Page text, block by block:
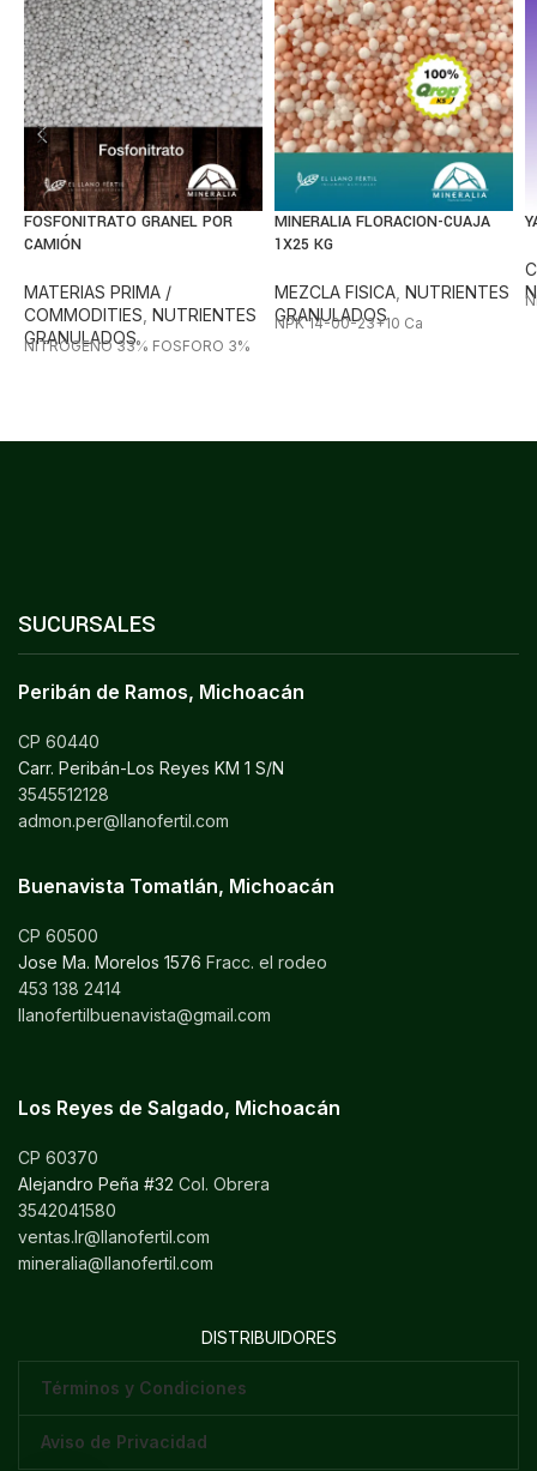
FOSFONITRATO GRANEL POR
CAMIÓN
MATERIAS PRIMA /
COMMODITIES NUTRIENTES
GRANULADOS
NITROGENO 33% FOSFORO 3%
MINERALIA FLORACION-CUAJA
1X25 KG
MEZCLA FISICA NUTRIENTES
GRANULADOS
NPK 14-00-23+10 Ca
SUCURSALES
Peribán de Ramos, Michoacán
CP 60440
Carr. Peribán-Los Reyes KM 1 S/N
3545512128
admon.per@llanofertil.com
Buenavista Tomatlán, Michoacán
CP 60500
Jose Ma. Morelos 1576 Fracc. el rodeo
453 138 2414
llanofertilbuenavista@gmail.com
Los Reyes de Salgado, Michoacán
CP 60370
Alejandro Peña #32 Col. Obrera
3542041580
ventas.lr@llanofertil.com
mineralia@llanofertil.com
DISTRIBUIDORES
Términos y Condiciones
Aviso de Privacidad